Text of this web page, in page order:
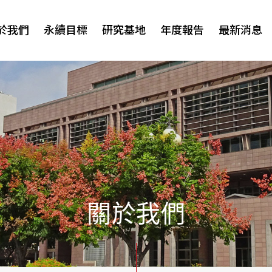
我們 永續目標 研究基地 年度報告 最新消息
關於我們